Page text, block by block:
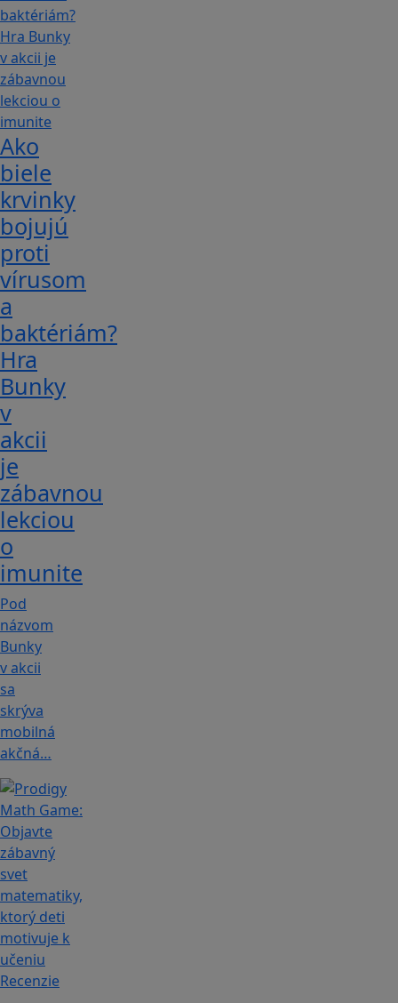
Ako
biele
krvinky
bojujú
proti
vírusom
a
baktériám?
Hra
Bunky
v
akcii
je
zábavnou
lekciou
o
imunite
Pod
názvom
Bunky
v akcii
sa
skrýva
mobilná
akčná…
Recenzie